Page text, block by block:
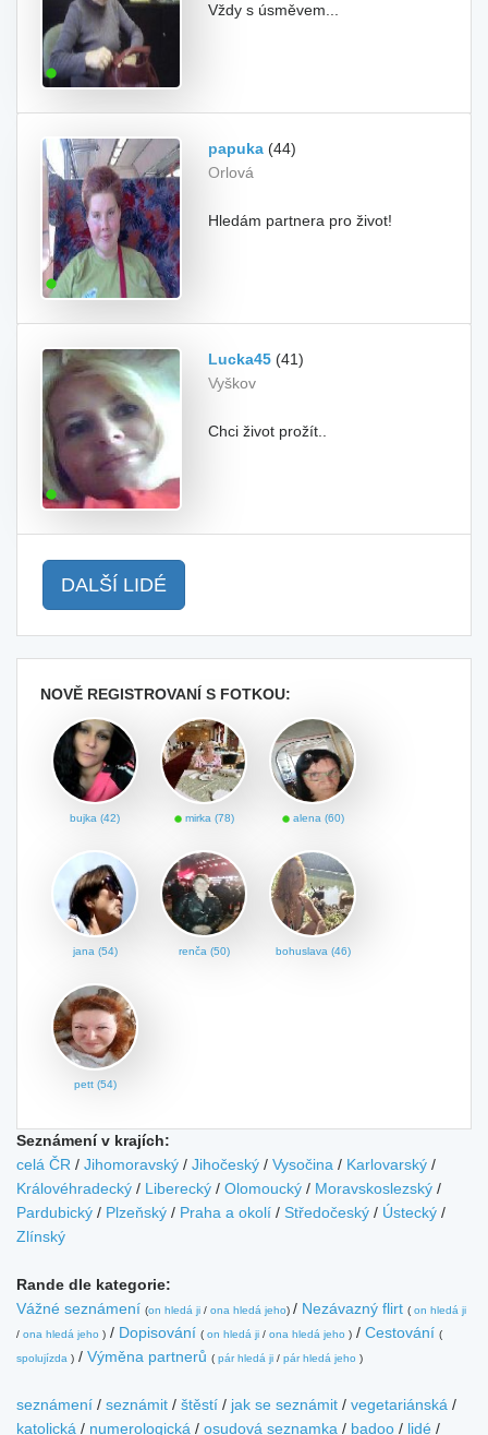
Vždy s úsměvem...
papuka (44)
Orlová
Hledám partnera pro život!
Lucka45 (41)
Vyškov
Chci život prožít..
DALŠÍ LIDÉ
NOVĚ REGISTROVANÍ S FOTKOU:
bujka (42) mirka (78) alena (60)
jana (54) renča (50) bohuslava (46)
pett (54)
Seznámení v krajích:
celá ČR / Jihomoravský / Jihočeský / Vysočina / Karlovarský /
Královéhradecký / Liberecký / Olomoucký / Moravskoslezský /
Pardubický / Plzeňský / Praha a okolí / Středočeský / Ústecký /
Zlínský
Rande dle kategorie:
Vážné seznámení (on hledá ji / ona hledá jeho) / Nezávazný flirt ( on hledá ji
/ ona hledá jeho ) / Dopisování ( on hledá ji / ona hledá jeho ) / Cestování (
spolujízda ) / Výměna partnerů ( pár hledá ji / pár hledá jeho )
seznámení / seznámit / štěstí / jak se seznámit / vegetariánská /
katolická / numerologická / osudová seznamka / badoo / lidé /